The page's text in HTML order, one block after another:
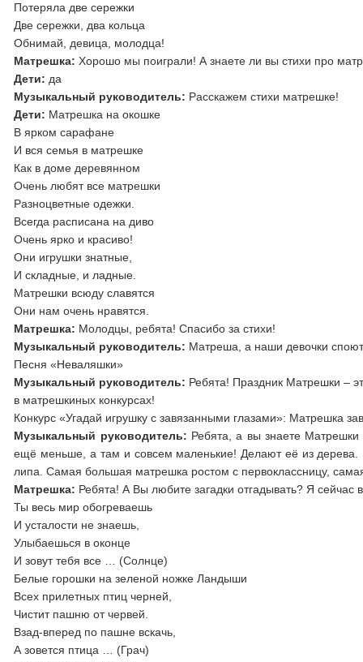
Потеряла две сережки
Две сережки, два кольца
Обнимай, девица, молодца!
Матрешка: Хорошо мы поиграли! А знаете ли вы стихи про
Дети: да
Музыкальный руководитель: Расскажем стихи матрешке!
Дети: Матрешка на окошке
В ярком сарафане
И вся семья в матрешке
Как в доме деревянном
Очень любят все матрешки
Разноцветные одежки.
Всегда расписана на диво
Очень ярко и красиво!
Они игрушки знатные,
И складные, и ладные.
Матрешки всюду славятся
Они нам очень нравятся.
Матрешка: Молодцы, ребята! Спасибо за стихи!
Музыкальный руководитель: Матреша, а наши девочки
Песня «Неваляшки»
Музыкальный руководитель: Ребята! Праздник Матрешки –
в матрешкиных конкурсах!
Конкурс «Угадай игрушку с завязанными глазами»: Матрешка
Музыкальный руководитель: Ребята, а вы знаете
ещё меньше, а там и совсем маленькие! Делают её из
липа. Самая большая матрешка ростом с первоклассницу,
Матрешка: Ребята! А Вы любите загадки отгадывать? Я сейчас
Ты весь мир обогреваешь
И усталости не знаешь,
Улыбаешься в оконце
И зовут тебя все … (Солнце)
Белые горошки на зеленой ножке Ландыши
Всех прилетных птиц черней,
Чистит пашню от червей.
Взад-вперед по пашне вскачь,
А зовется птица … (Грач)